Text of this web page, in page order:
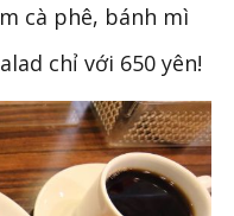
cà phê, bánh mì
chỉ với 650 yên!